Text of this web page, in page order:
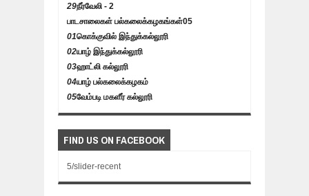
29நீர்வேலி - 2
பாடசாலைகள் பல்கலைக்கழகங்கள்05
01கொக்குவில் இந்துக்கல்லூரி
02யாழ் இந்துக்கல்லூரி
03ஹாட்லி கல்லூரி
04யாழ் பல்கலைக்கழகம்
05வேம்படி மகளீர் கல்லூரி
FIND US ON FACEBOOK
5/slider-recent